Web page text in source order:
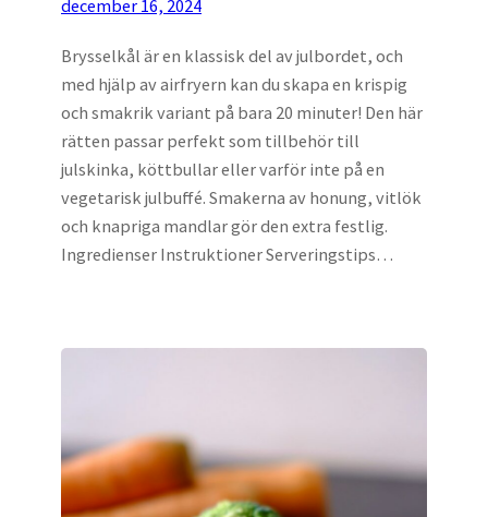
december 16, 2024
Brysselkål är en klassisk del av julbordet, och
med hjälp av airfryern kan du skapa en krispig
och smakrik variant på bara 20 minuter! Den här
rätten passar perfekt som tillbehör till
julskinka, köttbullar eller varför inte på en
vegetarisk julbuffé. Smakerna av honung, vitlök
och knapriga mandlar gör den extra festlig.
Ingredienser Instruktioner Serveringstips…